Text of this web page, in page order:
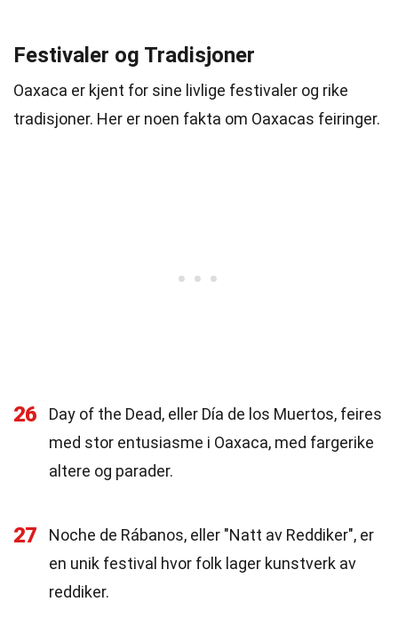
Festivaler og Tradisjoner
Oaxaca er kjent for sine livlige festivaler og rike
tradisjoner. Her er noen fakta om Oaxacas feiringer.
26
Day of the Dead, eller Día de los Muertos, feires
med stor entusiasme i Oaxaca, med fargerike
altere og parader.
27
Noche de Rábanos, eller "Natt av Reddiker", er
en unik festival hvor folk lager kunstverk av
reddiker.